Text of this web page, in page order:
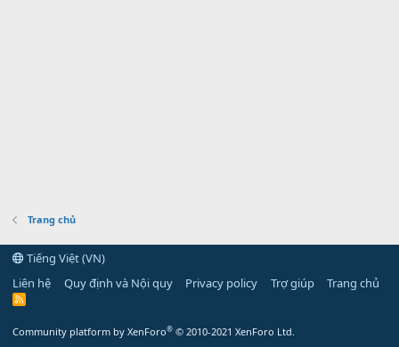
Trang chủ
Tiếng Việt (VN)
Liên hệ
Quy định và Nội quy Privacy policy Trợ giúp Trang chủ
R
Community platform by XenForo® © 2010-2021 XenForo Ltd.